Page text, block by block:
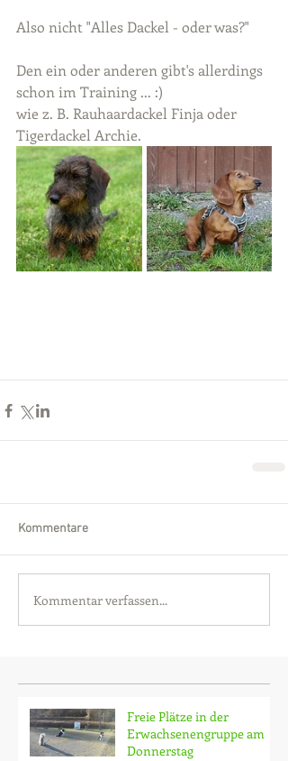
Also nicht "Alles Dackel - oder was?"
Den ein oder anderen gibt's allerdings
schon im Training ... :)
wie z. B. Rauhaardackel Finja oder
Tigerdackel Archie.
Kommentare
Kommentar verfassen...
Freie Plätze in der
Erwachsenengruppe am
Donnerstag